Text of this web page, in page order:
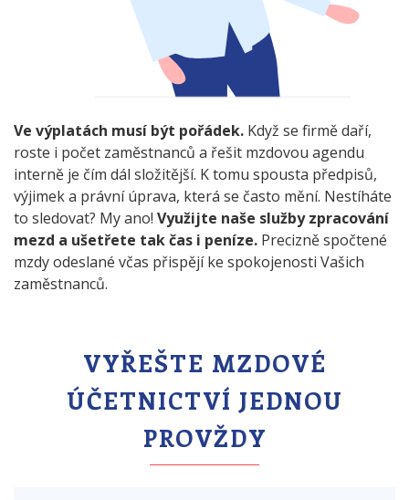
Ve výplatách musí být pořádek. Když se firmě daří,
roste i počet zaměstnanců a řešit mzdovou agendu
interně je čím dál složitější. K tomu spousta předpisů,
výjimek a právní úprava, která se často mění. Nestíháte
to sledovat? My ano! Využijte naše služby zpracování
mezd a ušetřete tak čas i peníze. Precizně spočtené
mzdy odeslané včas přispějí ke spokojenosti Vašich
zaměstnanců.
VYŘEŠTE MZDOVÉ
ÚČETNICTVÍ JEDNOU
PROVŽDY